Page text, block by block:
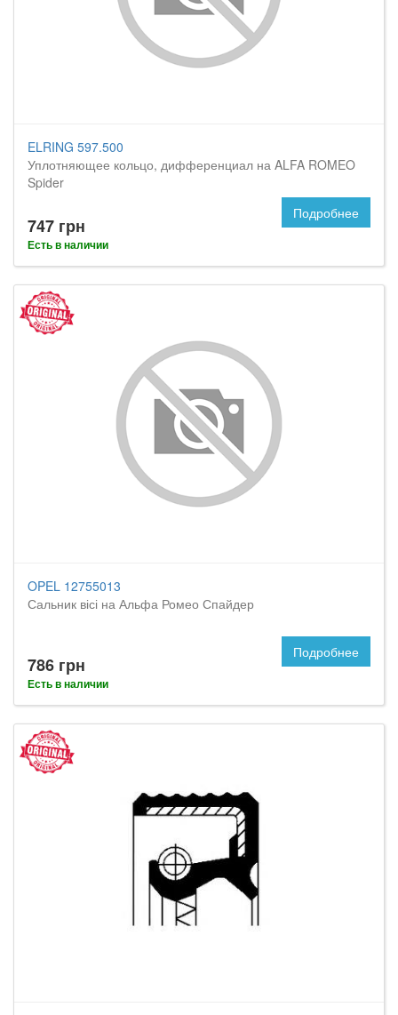
ELRING 597.500
Уплотняющее кольцо, дифференциал на ALFA ROMEO
Spider
747 грн
Есть в наличии
Подробнее
OPEL 12755013
Сальник вісі на Альфа Ромео Спайдер
786 грн
Есть в наличии
Подробнее